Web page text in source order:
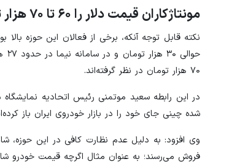
مونتاژکاران قیمت دلار را ۶۰ تا ۷۰ هزار تومان در نظر می‌گیرند
نکته قابل توجه آنکه، برخی از فعالان این حوزه بالا
۷۰ هزار تومان در نظر گرفته‌اند.
در این رابطه سعید موتمنی رئیس اتحادیه
شده چینی جای خود را در بازار خودروی ایران باز
فروش می‌رسند؛ به عنوان مثال اگرچه قیمت خودرو شاید ۱۵ هزار دلار باشد اما ۳۰ هزار دلار فروخته می‌شود و متأسفانه کسی هم اعتراضی